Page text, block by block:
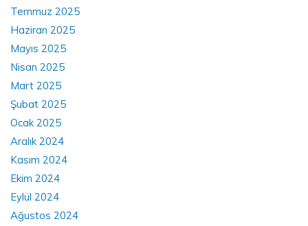
Temmuz 2025
Haziran 2025
Mayıs 2025
Nisan 2025
Mart 2025
Şubat 2025
Ocak 2025
Aralık 2024
Kasım 2024
Ekim 2024
Eylül 2024
Ağustos 2024